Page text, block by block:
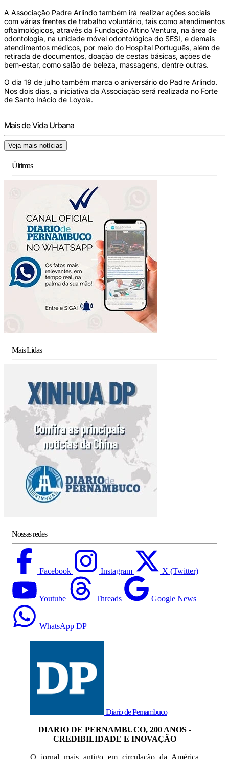
A Associação Padre Arlindo também irá realizar ações sociais
com várias frentes de trabalho voluntário, tais como atendimentos
oftalmológicos, através da Fundação Altino Ventura, na área de
odontologia, na unidade móvel odontológica do SESI, e demais
atendimentos médicos, por meio do Hospital Português, além de
retirada de documentos, doação de cestas básicas, ações de
bem-estar, como salão de beleza, massagens, dentre outras.
O dia 19 de julho também marca o aniversário do Padre Arlindo.
Nos dois dias, a iniciativa da Associação será realizada no Forte
de Santo Inácio de Loyola.
Mais de Vida Urbana
Veja mais notícias
Últimas
Mais Lidas
Nossas redes
Facebook Instagram X (Twitter)
Youtube Threads Google News
WhatsApp DP
Diario de Pernambuco
DIARIO DE PERNAMBUCO, 200 ANOS -
CREDIBILIDADE E INOVAÇÃO
O jornal mais antigo em circulação da América